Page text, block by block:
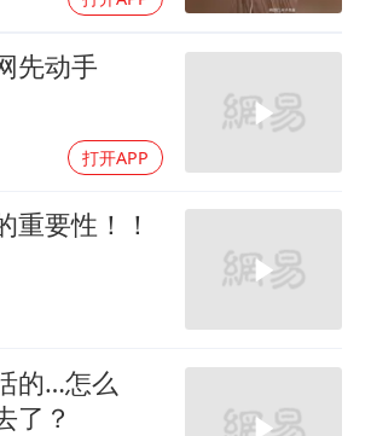
先动手
打开APP
重要性！！
的…怎么
了？